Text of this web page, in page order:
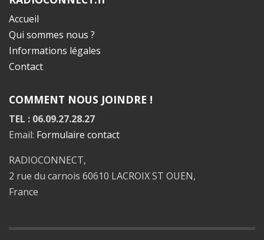
Accueil
Qui sommes nous ?
Informations légales
Contact
COMMENT NOUS JOINDRE !
TEL : 06.09.27.28.27
Email: Formulaire contact
RADIOCONNECT,
2 rue du carnois 60610 LACROIX ST OUEN,
France